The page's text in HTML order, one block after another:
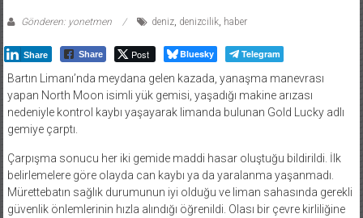
Gönderen: yonetmen deniz, denizcilik, haber
Share Share Post Bluesky Telegram
Bartın Limanı’nda meydana gelen kazada, yanaşma manevrası
yapan North Moon isimli yük gemisi, yaşadığı makine arızası
nedeniyle kontrol kaybı yaşayarak limanda bulunan Gold Lucky adlı
gemiye çarptı.
Çarpışma sonucu her iki gemide maddi hasar oluştuğu bildirildi. İlk
belirlemelere göre olayda can kaybı ya da yaralanma yaşanmadı.
Mürettebatın sağlık durumunun iyi olduğu ve liman sahasında gerekli
güvenlik önlemlerinin hızla alındığı öğrenildi. Olası bir çevre kirliliğine